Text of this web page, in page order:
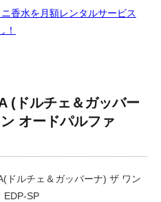
香水を月額レンタルサービス
！
(ドルチェ＆ガッバー
オードパルファ
ドルチェ＆ガッバーナ) ザ ワン
SP